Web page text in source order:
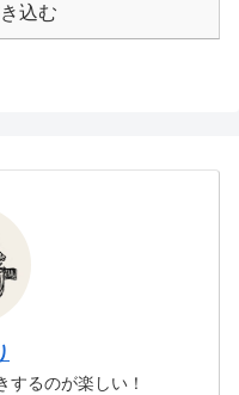
込む
するのが楽しい！